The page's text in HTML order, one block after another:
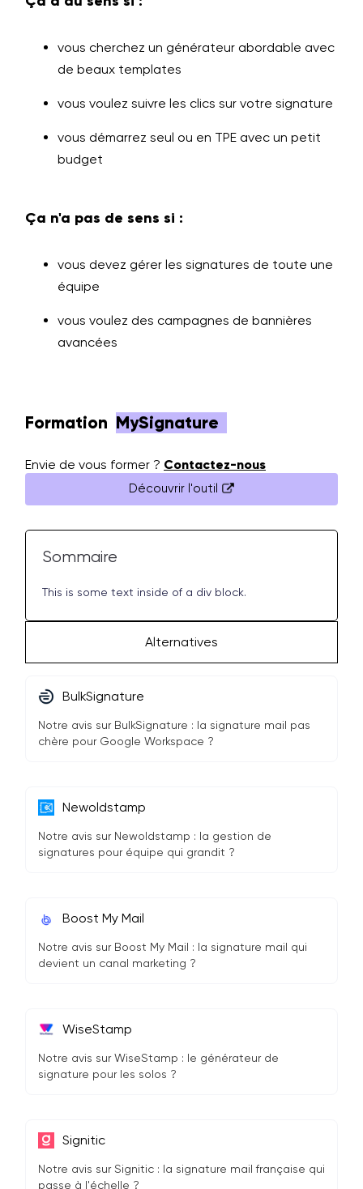
vous cherchez un générateur abordable avec
de beaux templates
vous voulez suivre les clics sur votre signature
vous démarrez seul ou en TPE avec un petit
budget
Ça n'a pas de sens si :
vous devez gérer les signatures de toute une
équipe
vous voulez des campagnes de bannières
avancées
Formation MySignature
Envie de vous former ? Contactez-nous
Découvrir l'outil
Sommaire
This is some text inside of a div block.
Alternatives
BulkSignature
Notre avis sur BulkSignature : la signature mail pas
chère pour Google Workspace ?
Newoldstamp
Notre avis sur Newoldstamp : la gestion de
signatures pour équipe qui grandit ?
Boost My Mail
Notre avis sur Boost My Mail : la signature mail qui
devient un canal marketing ?
WiseStamp
Notre avis sur WiseStamp : le générateur de
signature pour les solos ?
Signitic
Notre avis sur Signitic : la signature mail française qui
passe à l'échelle ?